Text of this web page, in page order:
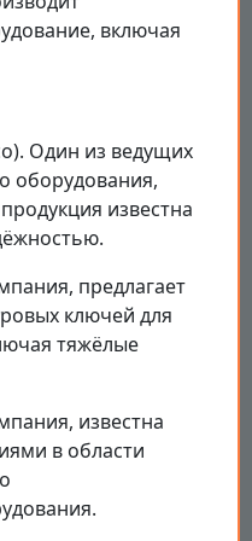
включая
Один из ведущих
оборудования,
известна
предлагает
ключей для
тяжёлые
известна
в области